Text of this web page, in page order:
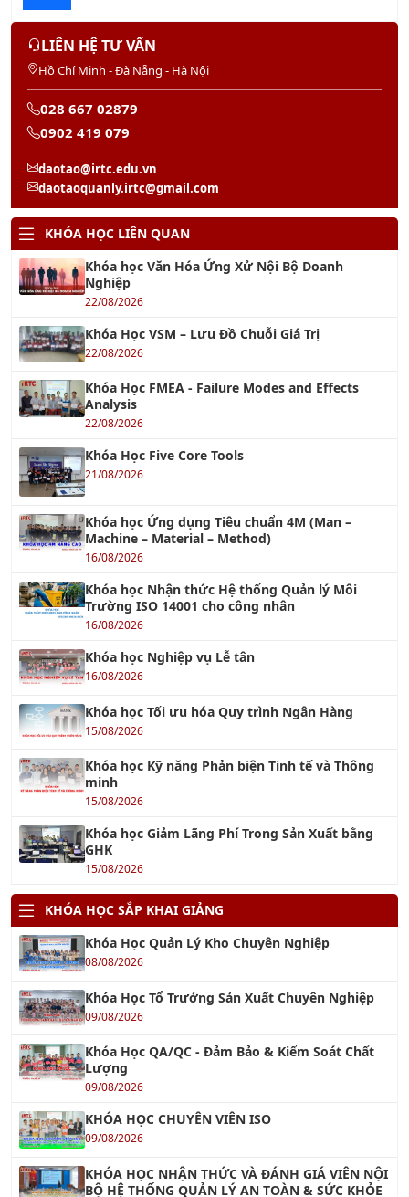
Hồ Chí Minh - Đà Nẵng - Hà Nội
028 667 02879
0902 419 079
daotao@irtc.edu.vn
daotaoquanly.irtc@gmail.com
KHÓA HỌC LIÊN QUAN
Khóa học Văn Hóa Ứng Xử Nội Bộ Doanh
Nghiệp
22/08/2026
Khóa Học VSM – Lưu Đồ Chuỗi Giá Trị
22/08/2026
Khóa Học FMEA - Failure Modes and Effects
Analysis
Khóa Học Five Core Tools
21/08/2026
Khóa học Ứng dụng Tiêu chuẩn 4M (Man –
Machine – Material – Method)
Khóa học Nhận thức Hệ thống Quản lý Môi
Trường ISO 14001 cho công nhân
Khóa học Nghiệp vụ Lễ tân
16/08/2026
Khóa học Tối ưu hóa Quy trình Ngân Hàng
15/08/2026
Khóa học Kỹ năng Phản biện Tinh tế và Thông
minh
Khóa học Giảm Lãng Phí Trong Sản Xuất bằng
GHK
KHÓA HỌC SẮP KHAI GIẢNG
08/08/2026
Khóa Học Tổ Trưởng Sản Xuất Chuyên Nghiệp
09/08/2026
Khóa Học QA/QC - Đảm Bảo & Kiểm Soát Chất
Lượng
KHÓA HỌC CHUYÊN VIÊN ISO
09/08/2026
KHÓA HỌC NHẬN THỨC VÀ ĐÁNH GIÁ VIÊN NỘI
BỘ HỆ THỐNG QUẢN LÝ AN TOÀN & SỨC KHỎE
09/08/2026